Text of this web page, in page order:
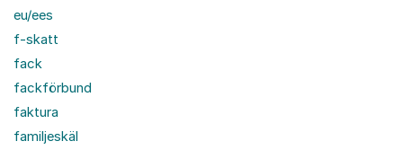
eu/ees
f-skatt
fack
fackförbund
faktura
familjeskäl